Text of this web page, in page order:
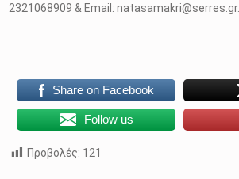
2321068909 & Email: natasamakri@serres.gr.
Share on Facebook
Follow us
Προβολές: 121